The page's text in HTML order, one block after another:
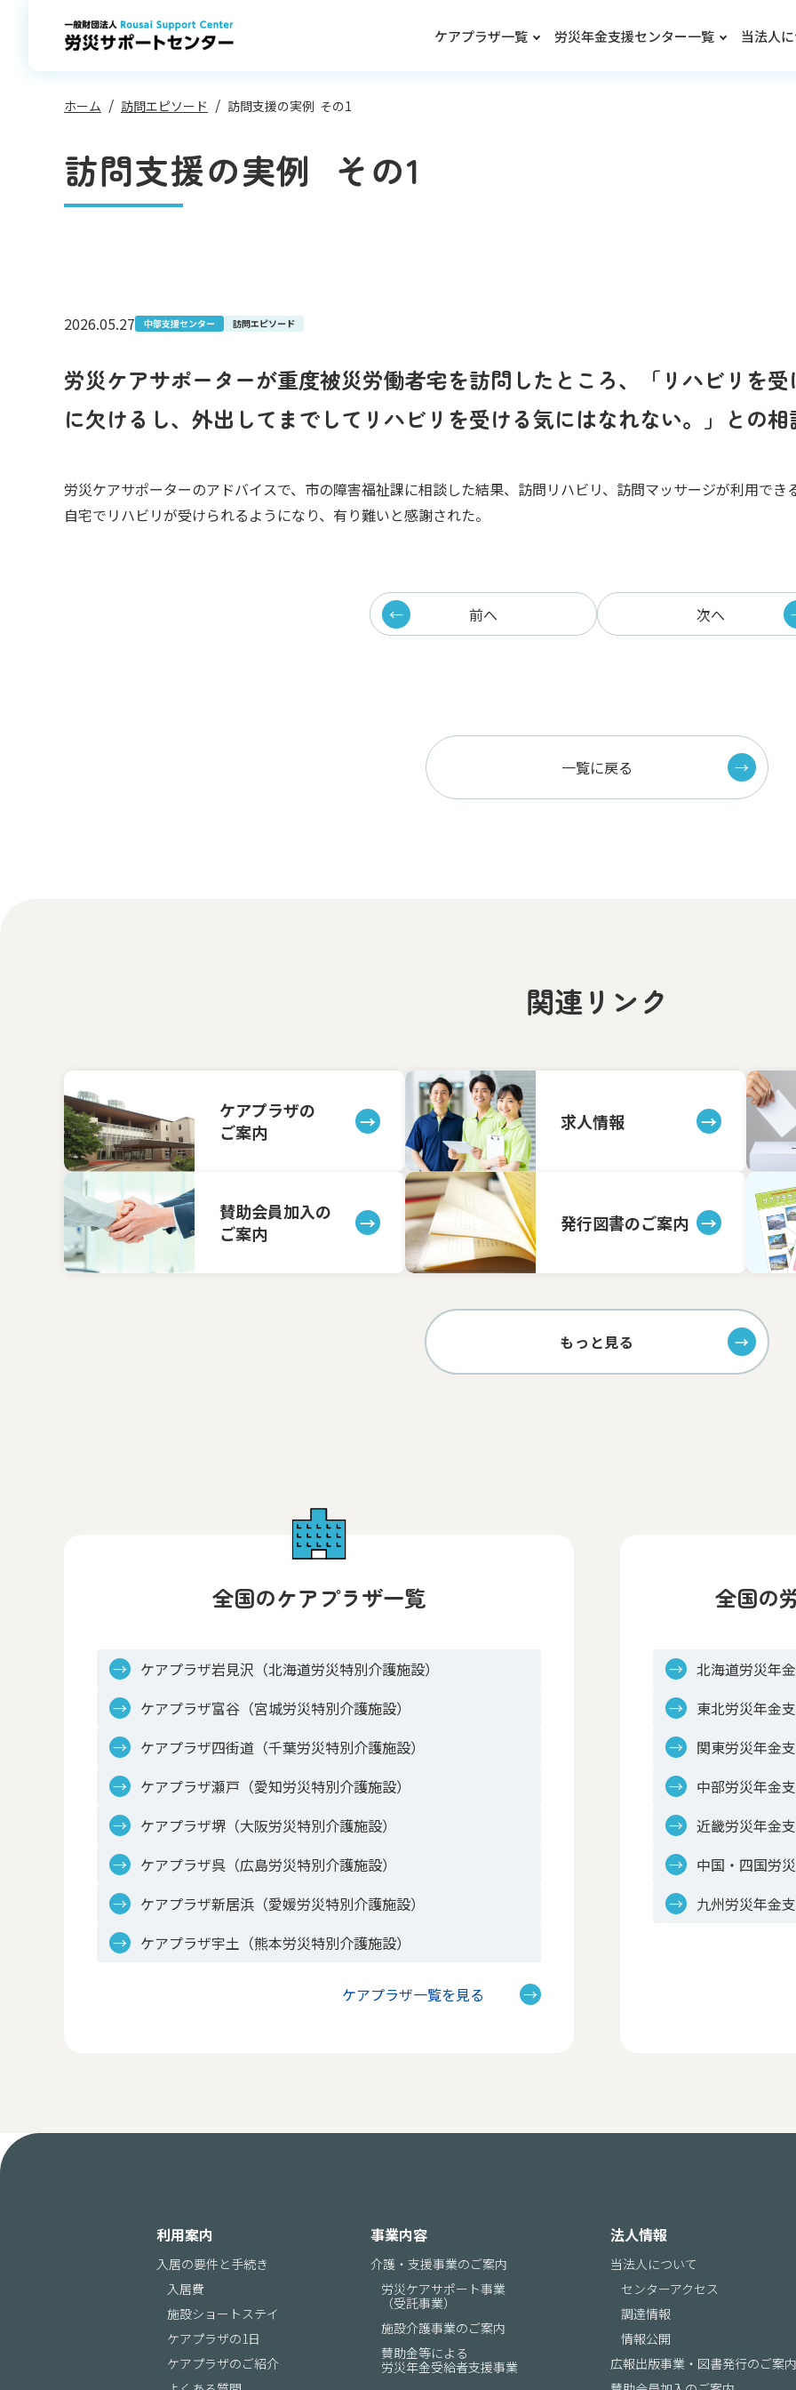
ケアプラザ一覧 労災年金支援センター一覧 当法人
ホーム 訪問エピソード 訪問支援の実例 その1
訪問支援の実例 その1
2026.05.27 中部支援センター 訪問エピソード
労災ケアサポーターが重度被災労働者宅を訪問したところ、「リハビリを
に欠けるし、外出してまでしてリハビリを受ける気にはなれない。」との
労災ケアサポーターのアドバイスで、市の障害福祉課に相談した結果、訪問リハビリ、訪問マッサージが利用でき
自宅でリハビリが受けられるようになり、有り難いと感謝された。
前へ 次へ
一覧に戻る
関連リンク
ケアプラザの
ご案内
求人情報
賛助会員加入の
ご案内
発行図書のご案内
もっと見る
全国のケアプラザ一覧
ケアプラザ岩見沢（北海道労災特別介護施設）
ケアプラザ富谷（宮城労災特別介護施設）
ケアプラザ四街道（千葉労災特別介護施設）
ケアプラザ瀬戸（愛知労災特別介護施設）
ケアプラザ堺（大阪労災特別介護施設）
ケアプラザ呉（広島労災特別介護施設）
ケアプラザ新居浜（愛媛労災特別介護施設）
ケアプラザ宇土（熊本労災特別介護施設）
ケアプラザ一覧を見る
全国の
北海道労災年
東北労災年金
関東労災年金
中部労災年金
近畿労災年金
中国・四国労
九州労災年金
利用案内
入居の要件と手続き
入居費
施設ショートステイ
ケアプラザの1日
ケアプラザのご紹介
事業内容
介護・支援事業のご案内
労災ケアサポート事業
（受託事業）
施設介護事業のご案内
賛助金等による
労災年金受給者支援事業
法人情報
当法人について
センターアクセス
調達情報
情報公開
広報出版事業 ・図書発行のご案内